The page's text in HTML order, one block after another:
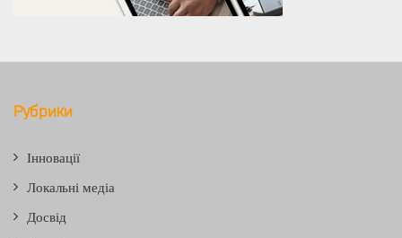
Рубрики
Інновації
Локальні медіа
Досвід